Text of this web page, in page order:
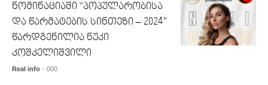
ნომინაციაში “პოპულარობისა
და წარმატების სინთეზი – 2024”
წარდგენილია ნუკი
კოშკელიშვილი
Real info - 000